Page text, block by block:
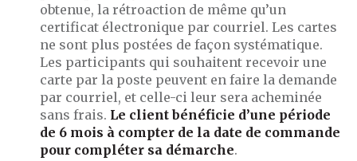
obtenue, la rétroaction de même qu’un
certificat électronique par courriel. Les cartes
ne sont plus postées de façon systématique.
Les participants qui souhaitent recevoir une
carte par la poste peuvent en faire la demande
par courriel, et celle-ci leur sera acheminée
sans frais. Le client bénéficie d’une période
de 6 mois à compter de la date de commande
pour compléter sa démarche.